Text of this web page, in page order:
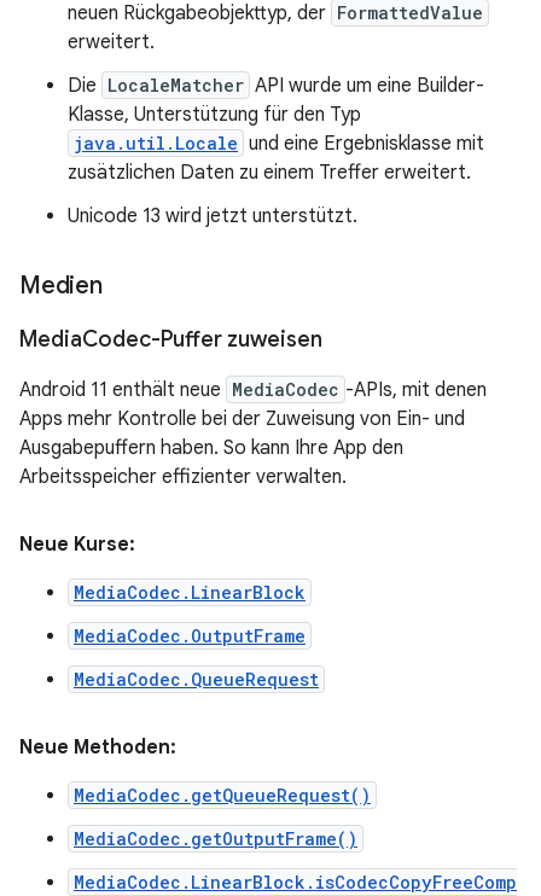
neuen Rückgabeobjekttyp, der FormattedValue
erweitert.
Die LocaleMatcher API wurde um eine Builder-
Klasse, Unterstützung für den Typ
java.util.Locale und eine Ergebnisklasse mit
zusätzlichen Daten zu einem Treffer erweitert.
Unicode 13 wird jetzt unterstützt.
Medien
MediaCodec-Puffer zuweisen
Android 11 enthält neue MediaCodec -APIs, mit denen
Apps mehr Kontrolle bei der Zuweisung von Ein- und
Ausgabepuffern haben. So kann Ihre App den
Arbeitsspeicher effizienter verwalten.
Neue Kurse:
MediaCodec.LinearBlock
MediaCodec.OutputFrame
MediaCodec.QueueRequest
Neue Methoden:
MediaCodec.getQueueRequest()
MediaCodec.getOutputFrame()
MediaCodec.LinearBlock.isCodecCopyFreeComp